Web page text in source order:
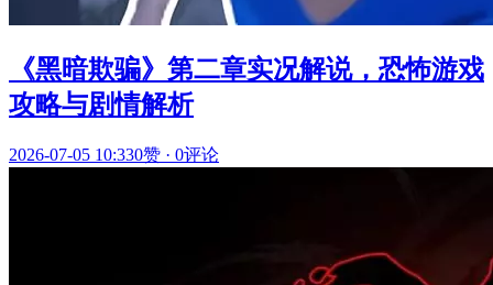
《黑暗欺骗》第二章实况解说，恐怖游戏
攻略与剧情解析
2026-07-05 10:330赞 · 0评论